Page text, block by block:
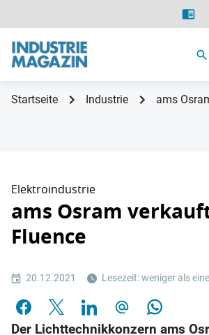
Startseite Industrie ams
Elektroindustrie
ams Osram
Fluence
20.12.2021 Lesezeit: weniger als
Der Lichttechnikkonzern ams